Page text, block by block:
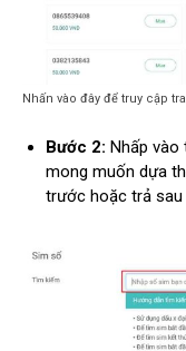
Nhấn vào đây để truy cập
Bước 2: Nhấp vào
mong muốn dựa
trước hoặc trả sau